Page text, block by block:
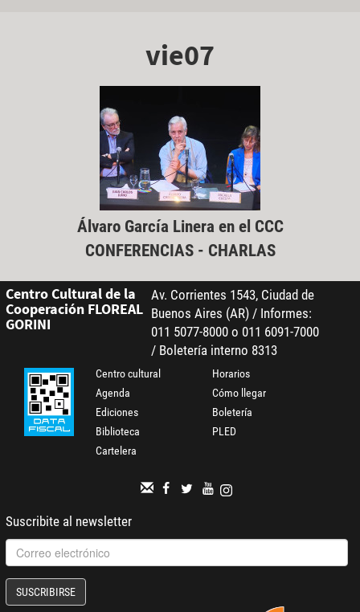
vie07
Álvaro García Linera en el CCC
CONFERENCIAS - CHARLAS
Centro Cultural de la
Cooperación FLOREAL
GORINI
Av. Corrientes 1543, Ciudad de
Buenos Aires (AR) / Informes:
011 5077-8000 o 011 6091-7000
/ Boletería interno 8313
Centro cultural
Agenda
Ediciones
Biblioteca
Cartelera
Horarios
Cómo llegar
Boletería
PLED
Suscribite al newsletter
SUSCRIBIRSE